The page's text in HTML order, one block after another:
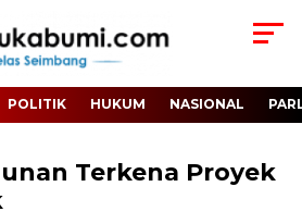
POLITIK HUKUM NASIONAL
Terkena Proyek